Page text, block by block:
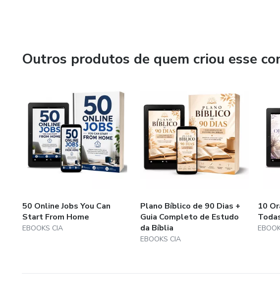
✔ Renovação emocional
✔ Mais paz interior
✔ Mais confiança nas promessas de Deus
PARA QUEM É ESTE DEVOCIONAL?
✓ Para quem deseja fortalecer sua fé
✓ Para quem luta contra ansiedade e
Outros produtos de quem criou esse
50 Online Jobs You Can
Start From Home
EBOOKS CIA
Plano Bíblico de 90 Dias +
Guia Completo de Estudo
da Bíblia
EBOOKS CIA
10